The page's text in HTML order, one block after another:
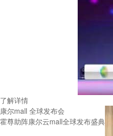
了解详情
康尔mall 全球发布会
霍尊助阵康尔云mall全球发布盛典